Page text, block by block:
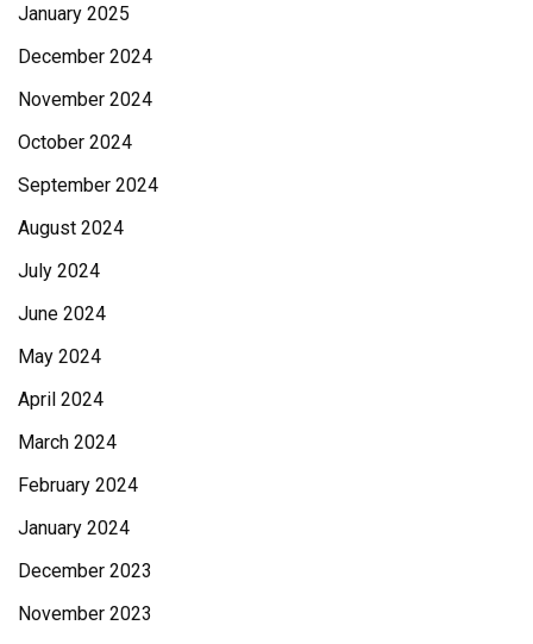
January 2025
December 2024
November 2024
October 2024
September 2024
August 2024
July 2024
June 2024
May 2024
April 2024
March 2024
February 2024
January 2024
December 2023
November 2023